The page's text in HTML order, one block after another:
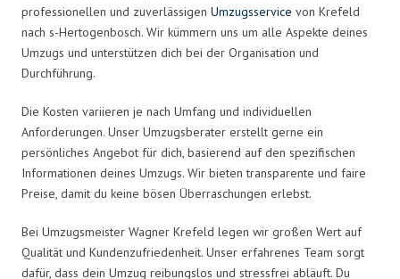
professionellen und zuverlässigen Umzugsservice von Krefeld
nach s-Hertogenbosch. Wir kümmern uns um alle Aspekte deines
Umzugs und unterstützen dich bei der Organisation und
Durchführung.
Die Kosten variieren je nach Umfang und individuellen
Anforderungen. Unser Umzugsberater erstellt gerne ein
persönliches Angebot für dich, basierend auf den spezifischen
Informationen deines Umzugs. Wir bieten transparente und faire
Preise, damit du keine bösen Überraschungen erlebst.
Bei Umzugsmeister Wagner Krefeld legen wir großen Wert auf
Qualität und Kundenzufriedenheit. Unser erfahrenes Team sorgt
dafür, dass dein Umzug reibungslos und stressfrei abläuft. Du